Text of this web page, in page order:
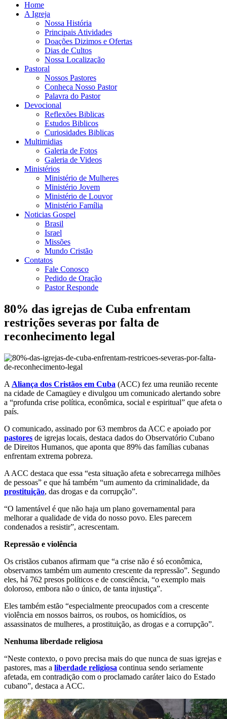
Home
A Igreja
Nossa História
Principais Atividades
Doações Dizimos e Ofertas
Dias de Cultos
Nossa Localização
Pastoral
Nossos Pastores
Conheça Nosso Pastor
Palavra do Pastor
Devocional
Reflexões Biblicas
Estudos Biblicos
Curiosidades Biblicas
Multimidias
Galeria de Fotos
Galeria de Videos
Ministérios
Ministério de Mulheres
Ministério Jovem
Ministério de Louvor
Ministério Família
Noticias Gospel
Brasil
Israel
Missões
Mundo Cristão
Contatos
Fale Conosco
Pedido de Oração
Pastor Responde
80% das igrejas de Cuba enfrentam
restrições severas por falta de
reconhecimento legal
A Aliança dos Cristãos em Cuba (ACC) fez uma reunião recente
na cidade de Camagüey e divulgou um comunicado alertando sobre
a “profunda crise política, econômica, social e espiritual” que afeta o
país.
O comunicado, assinado por 63 membros da ACC e apoiado por
pastores de igrejas locais, destaca dados do Observatório Cubano
de Direitos Humanos, que aponta que 89% das famílias cubanas
enfrentam extrema pobreza.
A ACC destaca que essa “esta situação afeta e sobrecarrega milhões
de pessoas” e que há também “um aumento da criminalidade, da
prostituição, das drogas e da corrupção”.
“O lamentável é que não haja um plano governamental para
melhorar a qualidade de vida do nosso povo. Eles parecem
condenados a resistir”, acrescentam.
Repressão e violência
Os cristãos cubanos afirmam que “a crise não é só econômica,
observamos também um aumento crescente da repressão”. Segundo
eles, há 762 presos políticos e de consciência, “o exemplo mais
doloroso, embora não o único, de tanta injustiça”.
Eles também estão “especialmente preocupados com a crescente
violência em nossos bairros, os roubos, os homicídios, os
assassinatos de mulheres, a prostituição, as drogas e a corrupção”.
Nenhuma liberdade religiosa
“Neste contexto, o povo precisa mais do que nunca de suas igrejas e
pastores, mas a liberdade religiosa continua sendo seriamente
afetada, em contradição com o proclamado caráter laico do Estado
cubano”, destaca a ACC.